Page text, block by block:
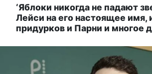
‘Яблоки никогда не падают
Лейси на его настоящее имя,
придурков и Парни и многое